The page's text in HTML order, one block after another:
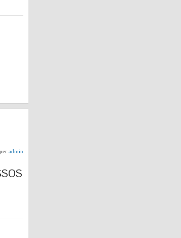
per admin